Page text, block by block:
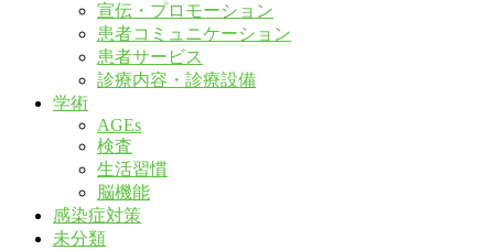
宣伝・プロモーション
患者コミュニケーション
患者サービス
診療内容・診療設備
学術
AGEs
検査
生活習慣
脳機能
感染症対策
未分類